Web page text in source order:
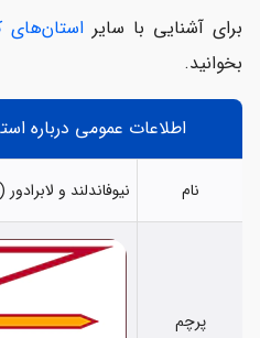
برای آشنایی با سایر استان‌های
بخوانید.
اطلاعات عمومی درباره
نام نیوفاندلند و لابرادور (Newfoundland and Labrador)
پرچم